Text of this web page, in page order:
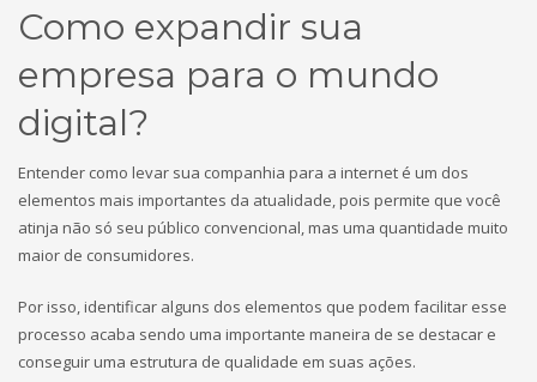
Como expandir sua
empresa para o mundo
digital?
Entender como levar sua companhia para a internet é um dos
elementos mais importantes da atualidade, pois permite que você
atinja não só seu público convencional, mas uma quantidade muito
maior de consumidores.
Por isso, identificar alguns dos elementos que podem facilitar esse
processo acaba sendo uma importante maneira de se destacar e
conseguir uma estrutura de qualidade em suas ações.